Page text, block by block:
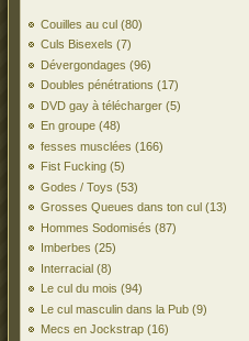
Couilles au cul (80)
Culs Bisexels (7)
Dévergondages (96)
Doubles pénétrations (17)
DVD gay à télécharger (5)
En groupe (48)
fesses musclées (166)
Fist Fucking (5)
Godes / Toys (53)
Grosses Queues dans ton cul (13)
Hommes Sodomisés (87)
Imberbes (25)
Interracial (8)
Le cul du mois (94)
Le cul masculin dans la Pub (9)
Mecs en Jockstrap (16)